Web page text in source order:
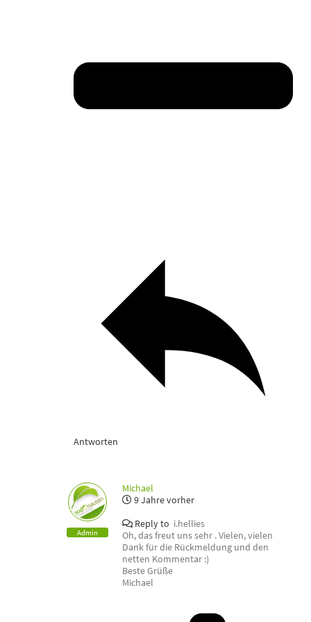
Antworten
Admin
Michael
9 Jahre vorher
Reply to i.hellies
Oh, das freut uns sehr . Vielen, vielen
Dank für die Rückmeldung und den
netten Kommentar :)
Beste Grüße
Michael